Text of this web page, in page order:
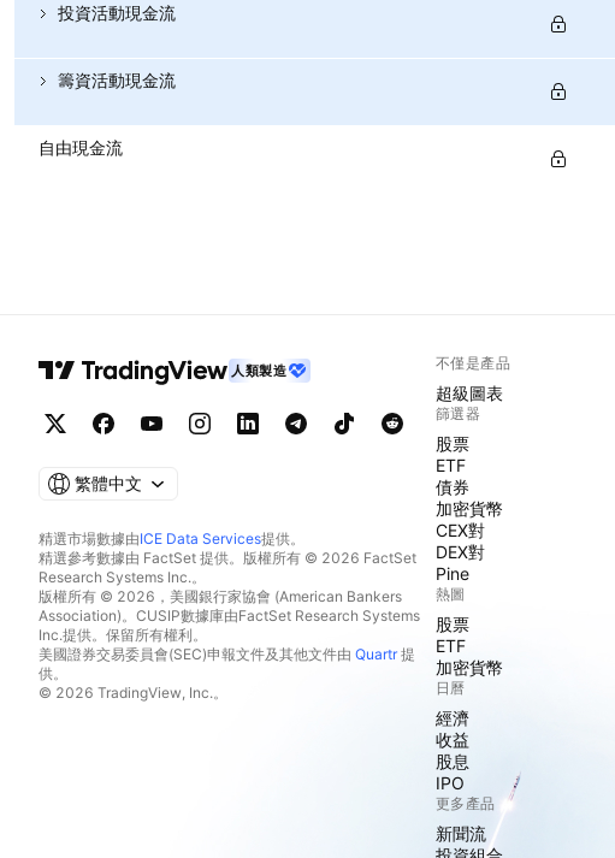
投資活動現金流
籌資活動現金流
自由現金流
人類製造
繁體中文
精選市場數據由ICE Data Services提供。
精選參考數據由 FactSet 提供。版權所有 © 2026 FactSet
Research Systems Inc.。
版權所有 © 2026，美國銀行家協會 (American Bankers
Association)。CUSIP數據庫由FactSet Research Systems
Inc.提供。保留所有權利。
美國證券交易委員會(SEC)申報文件及其他文件由 Quartr提
供。
© 2026 TradingView, Inc.。
不僅是產品
超級圖表
篩選器
股票
ETF
債券
加密貨幣
CEX對
DEX對
Pine
熱圖
股票
ETF
加密貨幣
日曆
經濟
收益
股息
IPO
更多產品
新聞流